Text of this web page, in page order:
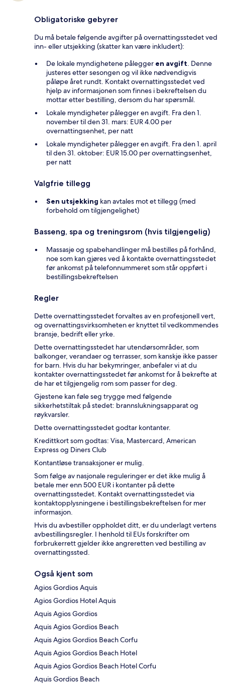
Obligatoriske gebyrer
Du må betale følgende avgifter på overnattingsstedet ved
inn- eller utsjekking (skatter kan være inkludert):
De lokale myndighetene pålegger en avgift. Denne
justeres etter sesongen og vil ikke nødvendigvis
påløpe året rundt. Kontakt overnattingsstedet ved
hjelp av informasjonen som finnes i bekreftelsen du
mottar etter bestilling, dersom du har spørsmål.
Lokale myndigheter pålegger en avgift. Fra den 1.
november til den 31. mars: EUR 4.00 per
overnattingsenhet, per natt
Lokale myndigheter pålegger en avgift. Fra den 1. april
til den 31. oktober: EUR 15.00 per overnattingsenhet,
per natt
Valgfrie tillegg
Sen utsjekking kan avtales mot et tillegg (med
forbehold om tilgjengelighet)
Basseng, spa og treningsrom (hvis tilgjengelig)
Massasje og spabehandlinger må bestilles på forhånd,
noe som kan gjøres ved å kontakte overnattingsstedet
før ankomst på telefonnummeret som står oppført i
bestillingsbekreftelsen
Regler
Dette overnattingsstedet forvaltes av en profesjonell vert,
og overnattingsvirksomheten er knyttet til vedkommendes
bransje, bedrift eller yrke.
Dette overnattingsstedet har utendørsområder, som
balkonger, verandaer og terrasser, som kanskje ikke passer
for barn. Hvis du har bekymringer, anbefaler vi at du
kontakter overnattingsstedet før ankomst for å bekrefte at
de har et tilgjengelig rom som passer for deg.
Gjestene kan føle seg trygge med følgende
sikkerhetstiltak på stedet: brannslukningsapparat og
røykvarsler.
Dette overnattingsstedet godtar kontanter.
Kredittkort som godtas: Visa, Mastercard, American
Express og Diners Club
Kontantløse transaksjoner er mulig.
Som følge av nasjonale reguleringer er det ikke mulig å
betale mer enn 500 EUR i kontanter på dette
overnattingsstedet. Kontakt overnattingsstedet via
kontaktopplysningene i bestillingsbekreftelsen for mer
informasjon.
Hvis du avbestiller oppholdet ditt, er du underlagt vertens
avbestillingsregler. I henhold til EUs forskrifter om
forbrukerrett gjelder ikke angreretten ved bestilling av
overnattingssted.
Også kjent som
Agios Gordios Aquis
Agios Gordios Hotel Aquis
Aquis Agios Gordios
Aquis Agios Gordios Beach
Aquis Agios Gordios Beach Corfu
Aquis Agios Gordios Beach Hotel
Aquis Agios Gordios Beach Hotel Corfu
Aquis Gordios Beach